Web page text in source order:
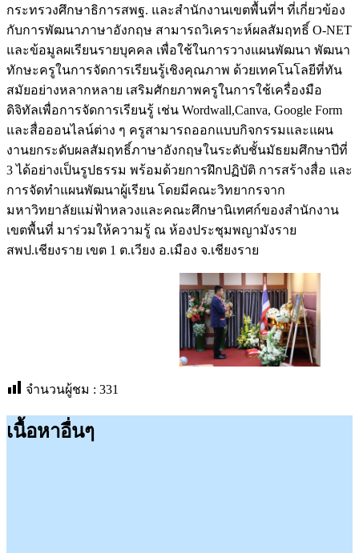
กระทรวงศึกษาธิการสพฐ. และสำนักงานเขตพื้นที่ฯ ที่เกี่ยวข้อง
กับการพัฒนาภาษาอังกฤษ สามารถวิเคราะห์ผลสัมฤทธิ์ O-NET
และข้อมูลผเรียนรายบุคคล เพื่อใช้ในการวางแผนพัฒนา พัฒนา
ทักษะครูในการจัดการเรียนรู้เชิงคุณภาพ ด้วยเทคโนโลยีที่ทัน
สมัยอย่างหลากหลาย เสริมศักยภาพครูในการใช้เครื่องมือ
ดิจิทัลเพื่อการจัดการเรียนรู้ เช่น Wordwall,Canva, Google Form
และสื่อออนไลน์ต่าง ๆ ครูสามารถออกแบบกิจกรรมและแผน
งานยกระดับผลสัมฤทธิ์ภาษาอังกฤษในระดับชั้นมัธยมศึกษาปีที่
3 ได้อย่างเป็นรูปธรรม พร้อมด้วยการฝึกปฏิบัติ การสร้างสื่อ และ
การจัดทำแผนพัฒนาผู้เรียน โดยมีคณะวิทยากรจาก
มหาวิทยาลัยแม่ฟ้าหลวงและคณะศึกษานิเทศก์ของสำนักงาน
เขตพื้นที่ มาร่วมให้ความรู้ ณ ห้องประชุมพญามังราย
สพป.เชียงราย เขต 1 ต.เวียง อ.เมือง จ.เชียงราย
จำนวนผู้ชม : 331
เนื้อหาอื่นๆ